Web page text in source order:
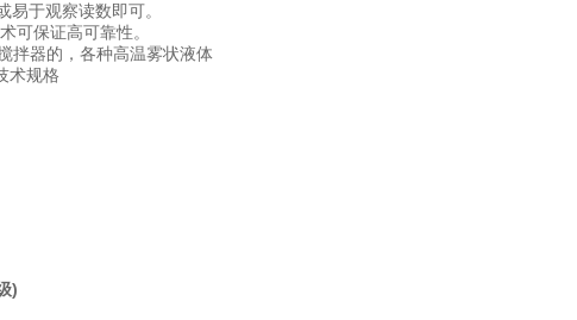
于观察读数即可。
可保证高可靠性。
拌器的，各种高温雾状液体
术规格
)